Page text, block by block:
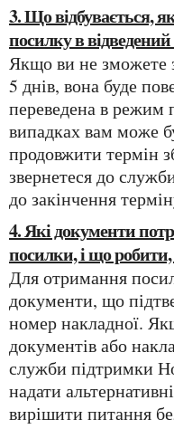
3. Що відбувається, якщо я не зможу забрати
посилку в
Якщо ви не зможете забрати посилку протягом
5 днів, вона буде
переведена в режим
випадках вам може
продовжити термін
звернетеся до
до закінчення
4. Які документи потрібні для отримання
посилки, і що
Для отримання посилки зазвичай потрібні
документи, що
номер накладної.
документів або
служби підтримки
надати
вирішити питання